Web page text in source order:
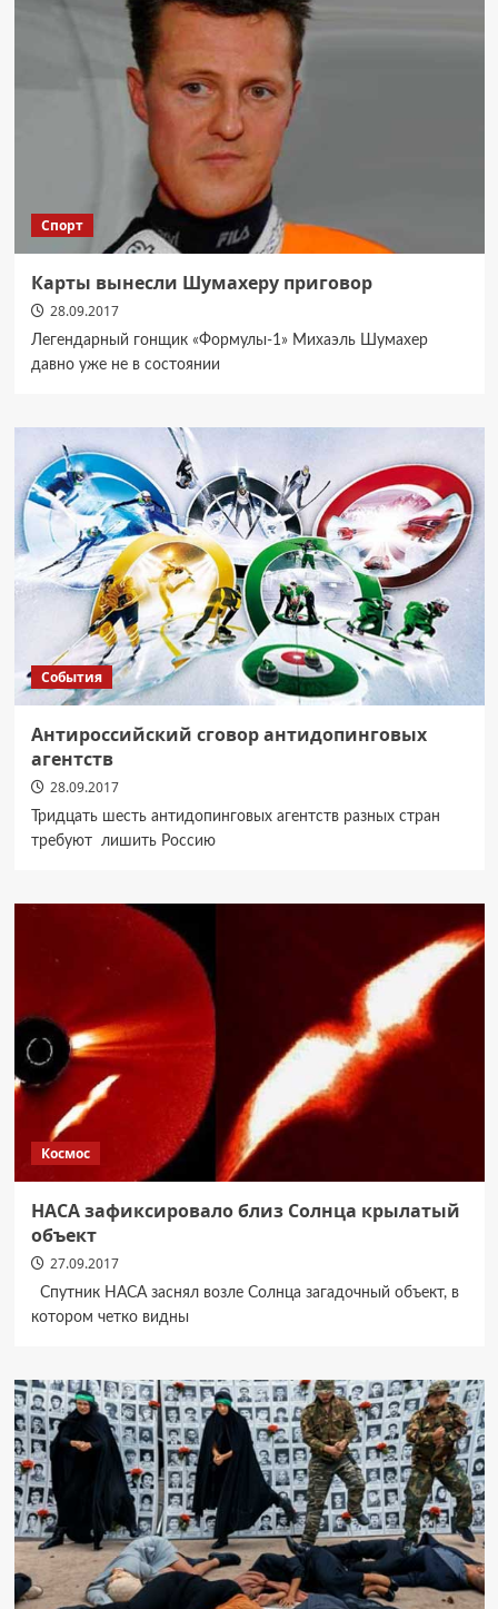
Спорт
Карты вынесли Шумахеру приговор
28.09.2017
Легендарный гонщик «Формулы-1» Михаэль Шумахер
давно уже не в состоянии
События
Антироссийский сговор антидопинговых
агентств
28.09.2017
Тридцать шесть антидопинговых агентств разных стран
требуют лишить Россию
Космос
НАСА зафиксировало близ Солнца крылатый
объект
27.09.2017
Спутник НАСА заснял возле Солнца загадочный объект, в
котором четко видны